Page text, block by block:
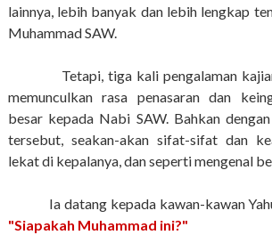
lainnya, lebih banyak dan lebih lengkap
Muhammad SAW.
Tetapi, tiga kali pengalaman
memunculkan rasa penasaran dan
besar kepada Nabi SAW. Bahkan
tersebut, seakan-akan sifat-sifat dan
lekat di kepalanya, dan seperti mengenal
Ia datang kepada kawan-kawan
"Siapakah Muhammad ini?"